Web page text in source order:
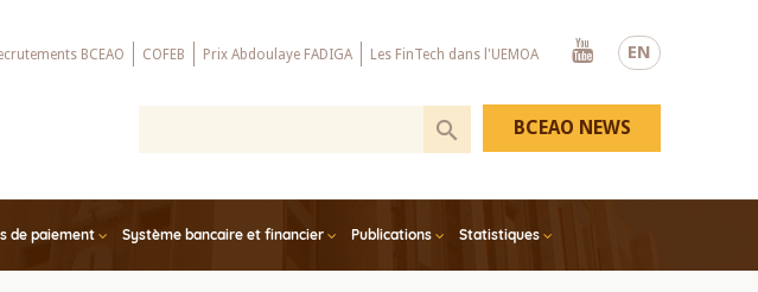
EN
BCEAO COFEB Prix Abdoulaye FADIGA Les FinTech dans l'UEMOA
Youtube
de paiement Système bancaire et financier Publications Statistiques
BCEAO NEWS